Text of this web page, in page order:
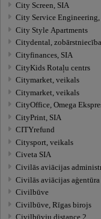
City Screen, SIA
City Service Engineering,
City Style Apartments
Citydental,
Cityfinances, SIA
CityKids Rotaļu centrs
Citymarket, veikals
Citymarket, veikals
CityOffice, Omega
CityPrint, SIA
CITYrefund
Citysport, veikals
Civeta SIA
Civilās aviācijas
Civilās aviācijas aģentūra
Civilbūve
Civilbūve, Rīgas birojs
Civilbūvju distance 2